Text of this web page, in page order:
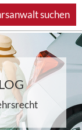
suchen